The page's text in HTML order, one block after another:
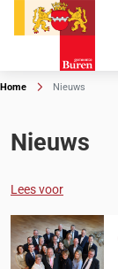
Home Nieuws
Nieuws
Lees voor